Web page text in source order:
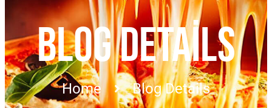
BLOG DETAILS
Home Blog Details